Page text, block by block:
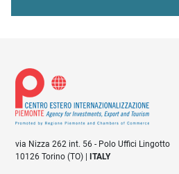
via Nizza 262 int. 56 - Polo Uffici Lingotto
10126 Torino (TO) |ITALY